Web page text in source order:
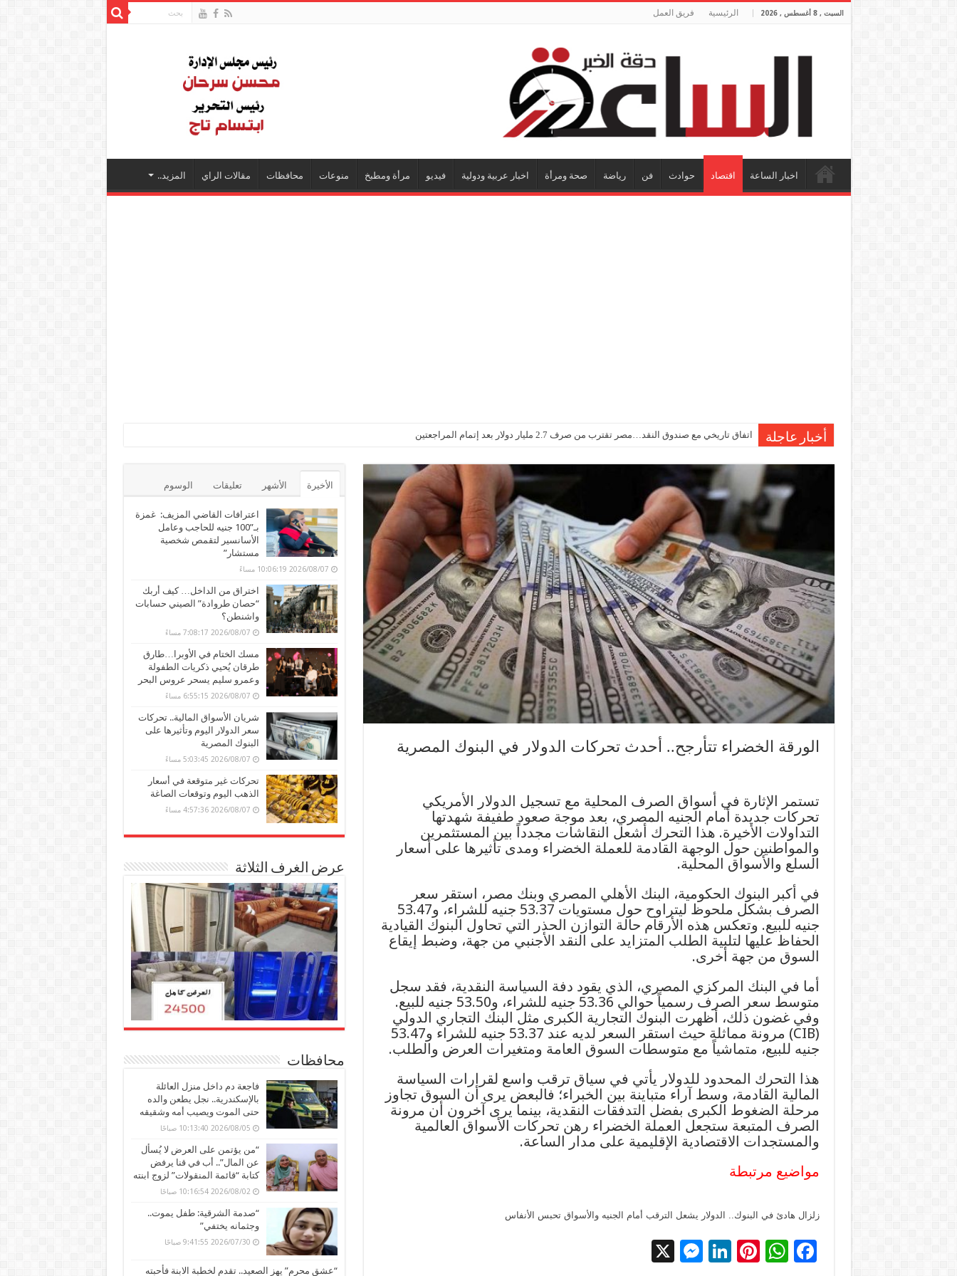
السبت , 8 أغسطس , 2026 الرئيسية فريق العمل
اخبار الساعة اقتصاد حوادث فن رياضة صحة ومرأة اخبار عربية ودولية فيديو مرأة ومطبخ منوعات محافظات مقالات الراي المزيد..
أخبار عاجلة اتفاق تاريخي مع صندوق النقد…مصر تقترب من صرف 2.7 مليار دولار بعد إتمام المراجعتين
الورقة الخضراء تتأرجح.. أحدث تحركات الدولار في البنوك المصرية
تستمر الإثارة في أسواق الصرف المحلية مع تسجيل الدولار الأمريكي
تحركات جديدة أمام الجنيه المصري، بعد موجة صعود طفيفة شهدتها
التداولات الأخيرة. هذا التحرك أشعل النقاشات مجدداً بين المستثمرين
والمواطنين حول الوجهة القادمة للعملة الخضراء ومدى تأثيرها على أسعار
السلع والأسواق المحلية.
في أكبر البنوك الحكومية، البنك الأهلي المصري وبنك مصر، استقر سعر
الصرف بشكل ملحوظ ليتراوح حول مستويات 53.37 جنيه للشراء، و53.47
جنيه للبيع. وتعكس هذه الأرقام حالة التوازن الحذر التي تحاول البنوك القيادية
الحفاظ عليها لتلبية الطلب المتزايد على النقد الأجنبي من جهة، وضبط إيقاع
السوق من جهة أخرى.
أما في البنك المركزي المصري، الذي يقود دفة السياسة النقدية، فقد سجل
متوسط سعر الصرف رسمياً حوالي 53.36 جنيه للشراء، و53.50 جنيه للبيع.
وفي غضون ذلك، أظهرت البنوك التجارية الكبرى مثل البنك التجاري الدولي
(CIB) مرونة مماثلة حيث استقر السعر لديه عند 53.37 جنيه للشراء و53.47
جنيه للبيع، متماشياً مع متوسطات السوق العامة ومتغيرات العرض والطلب.
هذا التحرك المحدود للدولار يأتي في سياق ترقب واسع لقرارات السياسة
المالية القادمة، وسط آراء متباينة بين الخبراء؛ فالبعض يرى أن السوق تجاوز
مرحلة الضغوط الكبرى بفضل التدفقات النقدية، بينما يرى آخرون أن مرونة
الصرف المتبعة ستجعل العملة الخضراء رهن تحركات الأسواق العالمية
والمستجدات الاقتصادية الإقليمية على مدار الساعة.
مواضيع مرتبطة
زلزال هادئ في البنوك.. الدولار يشعل الترقب أمام الجنيه والأسواق تحبس الأنفاس
F
W
Pi
Li
M
الأخيرة الأشهر تعليقات الوسوم
اعترافات القاضي المزيف: غمزة
بـ”100 جنيه للحاجب وعامل
الأسانسير لتقمص شخصية
مستشار”
2026/08/07 10:06:19 مساءً
اختراق من الداخل… كيف أربك
“حصان طروادة” الصيني حسابات
واشنطن؟
2026/08/07 7:08:17 مساءً
مسك الختام في الأوبرا…طارق
طرقان يُحيي ذكريات الطفولة
وعمرو سليم يسحر عروس البحر
2026/08/07 6:55:15 مساءً
شريان الأسواق المالية.. تحركات
سعر الدولار اليوم وتأثيرها على
البنوك المصرية
2026/08/07 5:03:45 مساءً
تحركات غير متوقعة في أسعار
الذهب اليوم وتوقعات الصاغة
2026/08/07 4:57:36 مساءً
عرض الغرف الثلاثة
محافظات
فاجعة دم داخل منزل العائلة
بالإسكندرية.. نجل يطعن والده
حتى الموت ويصيب أمه وشقيقه
2026/08/05 10:13:40 صباحًا
“من يؤتمن على العرض لا يُسأل
عن المال”.. أب في قنا يرفض
كتابة “قائمة المنقولات” لزوج ابنته
2026/08/02 10:16:54 صباحًا
“صدمة الشرقية: طفل يموت..
وجثمانه يختفي”
2026/07/30 9:41:55 صباحًا
“عشق محرم” يهز الصعيد.. تقدم لخطبة الابنة فأحبته